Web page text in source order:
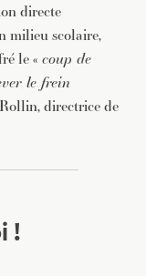
directe
milieu scolaire,
le « coup de
le frein
directrice de
!